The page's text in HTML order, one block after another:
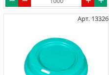
Арт. 13326